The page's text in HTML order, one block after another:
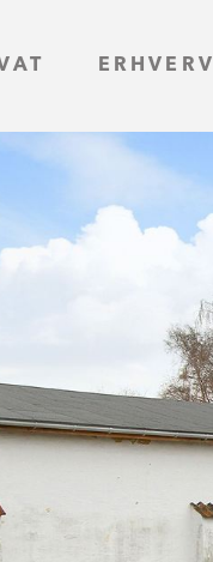
ERHVERV